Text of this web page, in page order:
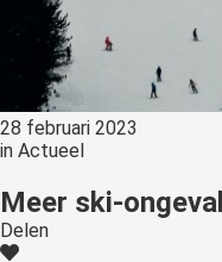
28 februari 2023
in Actueel
Meer ski-
Delen